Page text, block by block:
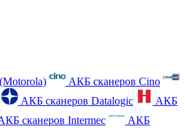
АКБ сканеров Cino
АКБ сканеров Datalogic
АКБ
сканеров Intermec
АКБ